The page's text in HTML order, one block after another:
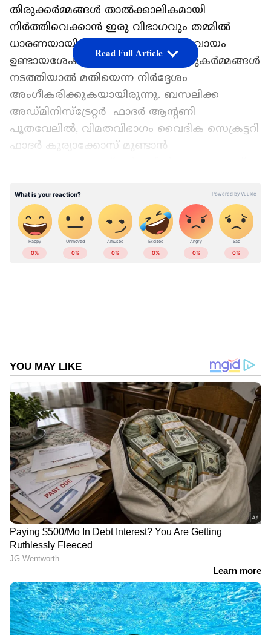
തിരുക്കർമ്മങ്ങൾ താൽക്കാലികമായി
നിർത്തിവെക്കാൻ ഇരു വിഭാഗവും തമ്മില്‍
ധാരണയായി. സംഘർഷത്തിന് സമവായം
ഉണ്ടായശേഷം ഇനി പള്ളിയിൽ തിരുകർമ്മങ്ങൾ
നടത്തിയാൽ മതിയെന്ന നിർദ്ദേശം
അംഗീകരിക്കുകയായിരുന്നു. ബസലിക്ക
അഡ്മിനിസ്ട്രേറ്റർ ഫാദർ ആന്റണി
പൂതവേലിൽ, വിമതവിഭാഗം വൈദിക സെക്രട്ടറി
ഫാദർ കുര്യാക്കോസ് മുണ്ടാൻ
Source
ഇന്നലെ വൈകീട്ട് അഞ്ച് മണി മുതലാണ് സിറോ
മലബാർ സഭയിലെ ഇരുവിഭാഗവും
ഉണ്ടായി. പ്രതിഷേധക്കാര്‍ വൈദികരെ കയ്യേറ്റം
ചെയ്തു, ബലിപീഠം തള്ളിമാറ്റി, വിളക്കുകൾ
തകർത്തു. പൊലീസ് സ്‌റ്റേഷനിലേക്ക് നടത്തിയ
മാർച്ചിൽ പൊലീസുമായി ഉന്തും തള്ളുമുണ്ടായി.
സംഘർഷം അതിരുവിട്ടതോടെ പൊലീസ്
ഇരുകൂട്ടരെയും പുറത്താക്കി പള്ളിയുടെ
നിയന്ത്രണം ഏറ്റെടുത്തു. മൂന്ന് പേരെ പൊലീസ്
കസ്റ്റഡിയിലെടുത്തു.
Also Read:കുർബാന തർക്കം അസാധാരണ
തലത്തിലേക്ക്; എറണാകുളം ബസലിക്ക
കുർബാന
Read Full Article